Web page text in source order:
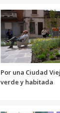
Por una Ciudad
verde y habitada